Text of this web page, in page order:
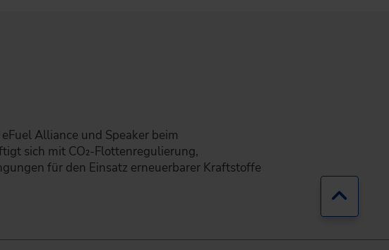
Alliance und Speaker beim
sich mit CO₂-Flottenregulierung,
für den Einsatz erneuerbarer Kraftstoffe